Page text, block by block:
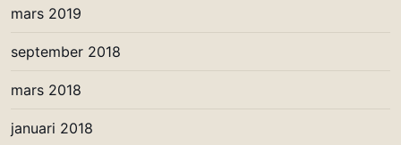
mars 2019
september 2018
mars 2018
januari 2018